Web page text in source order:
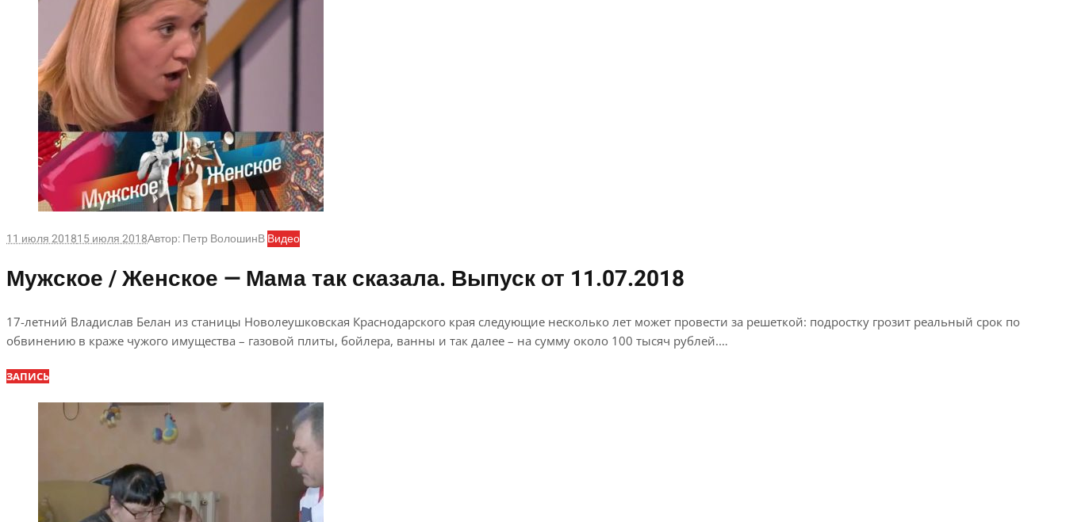
11 июля 201815 июля 2018Автор:Петр ВолошинВВидео
Мужское / Женское — Мама так сказала. Выпуск от 11.07.2018
17-летний Владислав Белан из станицы Новолеушковская Краснодарского края следующие несколько лет может провести за решеткой: подростку грозит реальный срок по
обвинению в краже чужого имущества – газовой плиты, бойлера, ванны и так далее – на сумму около 100 тысяч рублей.…
ЗАПИСЬ